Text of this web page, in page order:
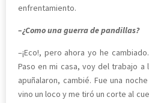
enfrentamiento.
–¿Como una guerra de pandillas?
–¡Eco!, pero ahora yo he
Paso en mi casa, voy del trabajo a
apuñalaron, cambié. Fue una
vino un loco y me tiró un corte al